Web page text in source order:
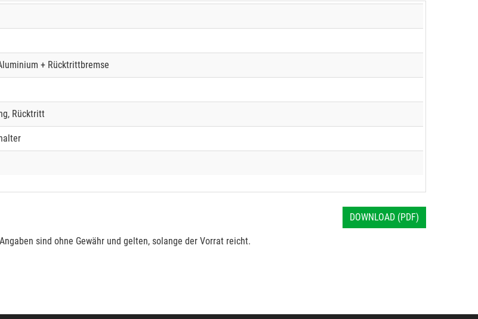
+ Rücktrittbremse
Rücktritt
DOWNLOAD (PDF)
sind ohne Gewähr und gelten, solange der Vorrat reicht.